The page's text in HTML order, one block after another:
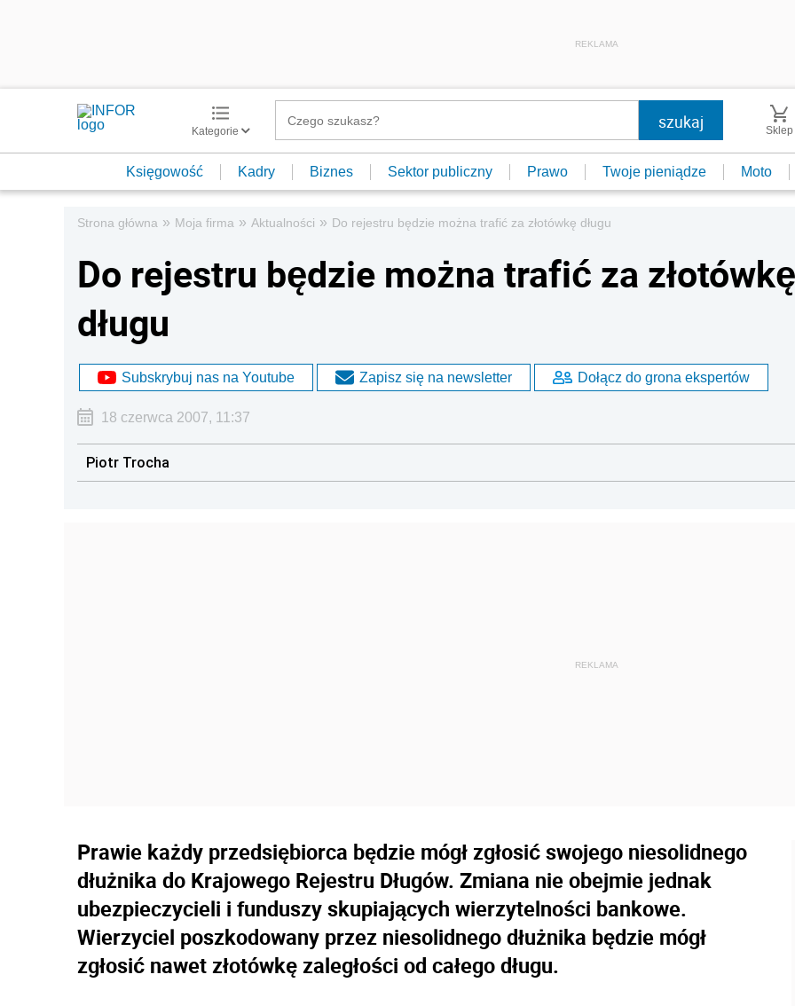
REKLAMA
Kategorie Sklep
Księgowość Kadry Biznes Sektor publiczny Prawo Twoje pieniądze Moto
Strona główna » Moja firma » Aktualności » Do rejestru będzie można trafić za złotówkę długu
Do rejestru będzie można trafić za złotówkę
długu
Subskrybuj nas na Youtube Zapisz się na newsletter Dołącz do grona ekspertów
18 czerwca 2007, 11:37
Piotr Trocha
Prawie każdy przedsiębiorca będzie mógł zgłosić swojego niesolidnego
dłużnika do Krajowego Rejestru Długów. Zmiana nie obejmie jednak
ubezpieczycieli i funduszy skupiających wierzytelności bankowe.
Wierzyciel poszkodowany przez niesolidnego dłużnika będzie mógł
zgłosić nawet złotówkę zaległości od całego długu.